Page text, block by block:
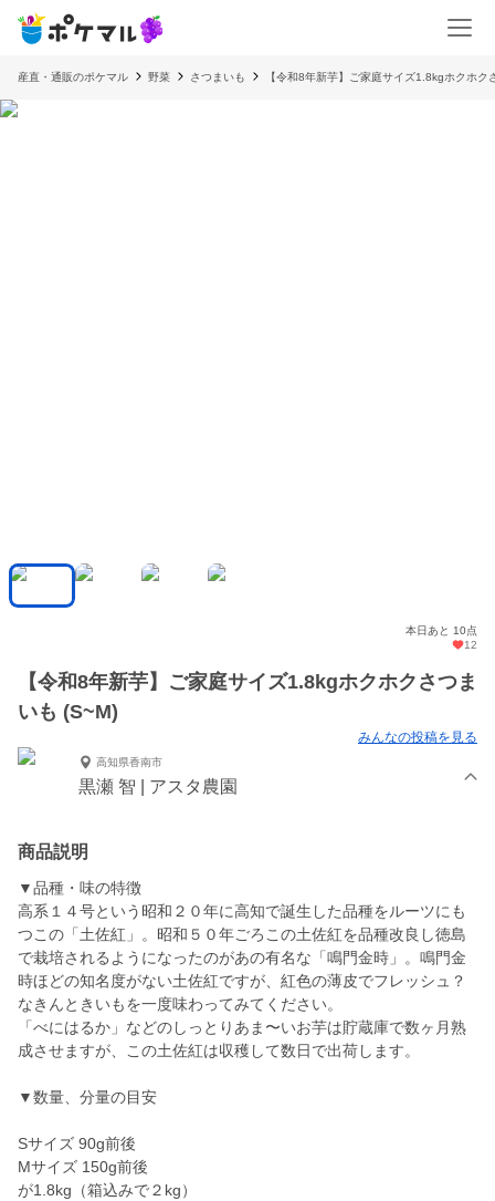
産直・通販のポケマル 野菜 さつまいも 【令和8年新芋】ご家庭サイズ1.8kgホクホク
本日あと 10点
12
【令和8年新芋】ご家庭サイズ1.8kgホクホクさつま
いも (S~M)
みんなの投稿を見る
高知県香南市
黒瀬 智 | アスタ農園
商品説明
▼品種・味の特徴
高系１４号という昭和２０年に高知で誕生した品種をルーツにも
つこの「土佐紅」。昭和５０年ごろこの土佐紅を品種改良し徳島
で栽培されるようになったのがあの有名な「鳴門金時」。鳴門金
時ほどの知名度がない土佐紅ですが、紅色の薄皮でフレッシュ？
なきんときいもを一度味わってみてください。
「べにはるか」などのしっとりあま〜いお芋は貯蔵庫で数ヶ月熟
成させますが、この土佐紅は収穫して数日で出荷します。
▼数量、分量の目安
Sサイズ 90g前後
Mサイズ 150g前後
が1.8kg（箱込みで２kg）